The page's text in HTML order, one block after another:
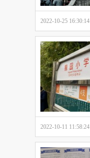
2022-10-25 16:30:14
2022-10-11 11:58:24